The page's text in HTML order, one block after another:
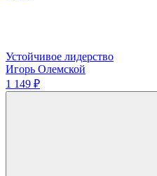
Устойчивое лидерство
Игорь Олемской
1 149 ₽